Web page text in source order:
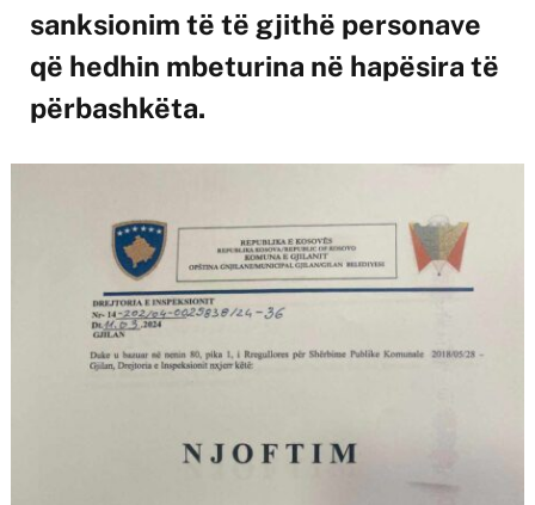
sanksionim të të gjithë personave
që hedhin mbeturina në hapësira të
përbashkëta.